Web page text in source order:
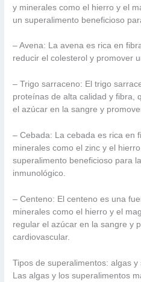
y minerales como el hierro y el
un superalimento beneficioso
– Avena: La avena es rica en
reducir el colesterol y promover
– Trigo sarraceno: El trigo
proteínas de alta calidad y fibra,
el azúcar en la sangre y
– Cebada: La cebada es rica en
minerales como el zinc y el
superalimento beneficioso para
inmunológico.
– Centeno: El centeno es una
minerales como el hierro y el
regular el azúcar en la sangre y
cardiovascular.
Tipos de superalimentos: algas
Las algas y los superalimentos